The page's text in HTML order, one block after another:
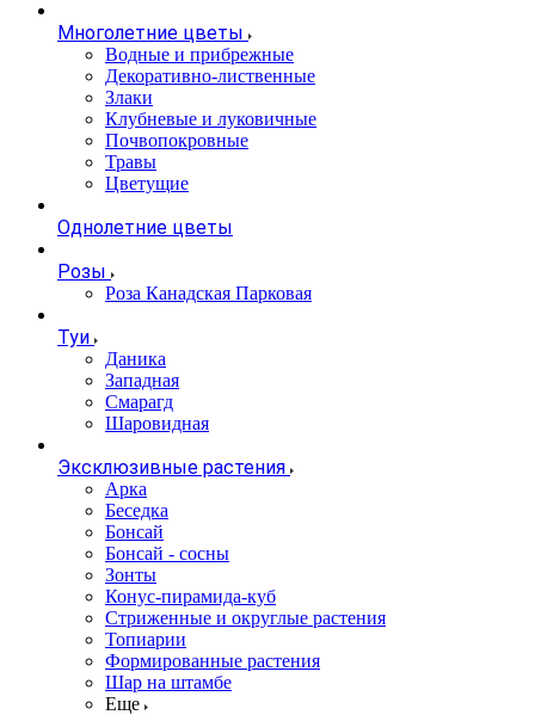
Многолетние цветы
Водные и прибрежные
Декоративно-лиственные
Злаки
Клубневые и луковичные
Почвопокровные
Травы
Цветущие
Однолетние цветы
Розы
Роза Канадская Парковая
Туи
Даника
Западная
Смарагд
Шаровидная
Эксклюзивные растения
Арка
Беседка
Бонсай
Бонсай - сосны
Зонты
Конус-пирамида-куб
Стриженные и округлые растения
Топиарии
Формированные растения
Шар на штамбе
Еще